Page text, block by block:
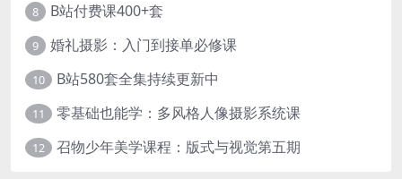
8 B站付费课400+套
9 婚礼摄影：入门到接单必修课
10 B站580套全集持续更新中
11 零基础也能学：多风格人像摄影系统课
12 召物少年美学课程：版式与视觉第五期